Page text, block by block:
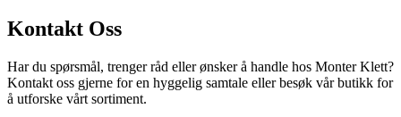
Kontakt Oss
Har du spørsmål, trenger råd eller ønsker å handle hos Monter Klett?
Kontakt oss gjerne for en hyggelig samtale eller besøk vår butikk for
å utforske vårt sortiment.